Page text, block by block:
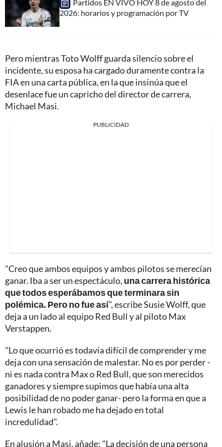
Partidos EN VIVO HOY 8 de agosto del
2026: horarios y programación por TV
Pero mientras Toto Wolff guarda silencio sobre el
incidente, su esposa ha cargado duramente contra la
FIA en una carta pública, en la que insinúa que el
desenlace fue un capricho del director de carrera,
Michael Masi.
PUBLICIDAD
"Creo que ambos equipos y ambos pilotos se merecían
ganar. Iba a ser un espectáculo, una carrera histórica
que todos esperábamos que terminara sin
polémica. Pero no fue así", escribe Susie Wolff, que
deja a un lado al equipo Red Bull y al piloto Max
Verstappen.
"Lo que ocurrió es todavía difícil de comprender y me
deja con una sensación de malestar. No es por perder -
ni es nada contra Max o Red Bull, que son merecidos
ganadores y siempre supimos que había una alta
posibilidad de no poder ganar- pero la forma en que a
Lewis le han robado me ha dejado en total
incredulidad".
En alusión a Masi, añade: "La decisión de una persona